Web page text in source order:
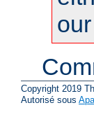
our
Copyright 2019
Autorisé sous